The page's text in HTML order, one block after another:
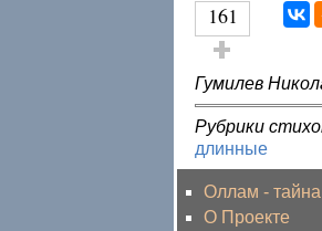
161
Голос за!
Гумилев
Рубрики
длинные
Оллам -
О Проекте